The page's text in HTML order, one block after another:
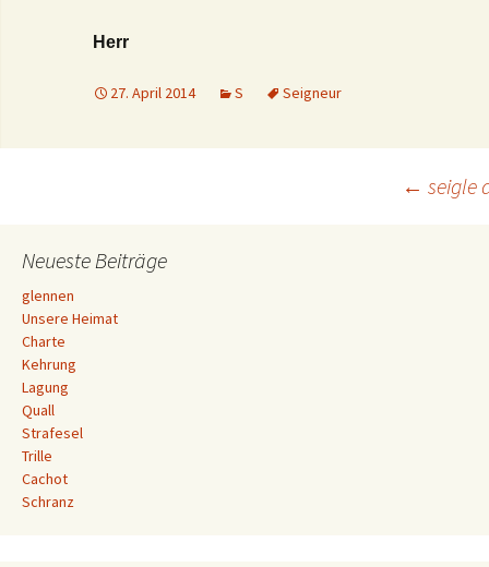
Herr
27. April 2014 S Seigneur
Navigation
← seigle
Neueste Beiträge
glennen
Unsere Heimat
Charte
Kehrung
Lagung
Quall
Strafesel
Trille
Cachot
Schranz